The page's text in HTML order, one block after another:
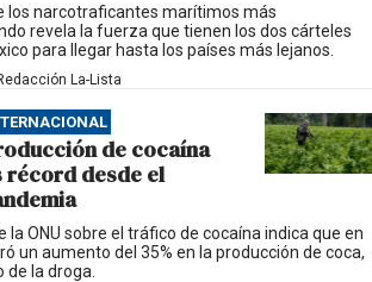
d
los narcotraficantes marítimos más
revela la fuerza que tienen los dos cárteles
para llegar hasta los países más lejanos.
La-Lista
de cocaína
desde el
la ONU sobre el tráfico de cocaína indica que en
un aumento del 35% en la producción de coca,
la droga.